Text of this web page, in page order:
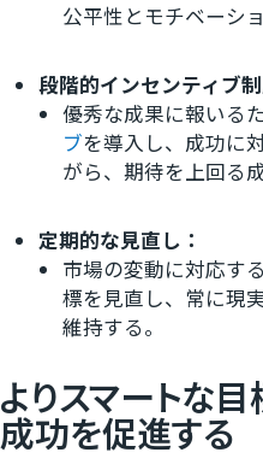
公平性とモチベーシ
段階的インセンティブ制
優秀な成果に報いる
ブを導入し、成功に
がら、期待を上回る
定期的な見直し：
市場の変動に対応す
標を見直し、常に現
維持する。
よりスマートな
成功を促進する